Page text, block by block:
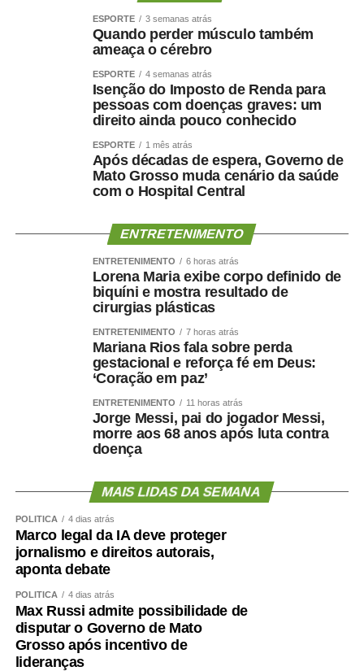
Os 34º Jogos Olímpicos de Sinop e os 3º Jogos
Paralímpicos de Sinop integram a programação do
Festeja Sinop 2026. Promovido pela Prefeitura de Sinop,
o Festeja Sinop 2026 será realizado de 30 de agosto a 14
de setembro, em celebração aos 52 anos de fundação do
município. O calendário oficial das festividades será
divulgado nos próximos dias pela Prefeitura de Sinop.
COMENTE ABAIXO:
WhatsApp
Facebook
Twitter
Messenger
LinkedIn
Share
ESPORTE 3 semanas atrás
Quando perder músculo também
ameaça o cérebro
ESPORTE 4 semanas atrás
Isenção do Imposto de Renda para
pessoas com doenças graves: um
direito ainda pouco conhecido
ESPORTE 1 mês atrás
Após décadas de espera, Governo de
Mato Grosso muda cenário da saúde
com o Hospital Central
ENTRETENIMENTO
ENTRETENIMENTO 6 horas atrás
Lorena Maria exibe corpo definido de
biquíni e mostra resultado de
cirurgias plásticas
ENTRETENIMENTO 7 horas atrás
Mariana Rios fala sobre perda
gestacional e reforça fé em Deus:
‘Coração em paz’
ENTRETENIMENTO 11 horas atrás
Jorge Messi, pai do jogador Messi,
morre aos 68 anos após luta contra
doença
MAIS LIDAS DA SEMANA
POLÍTICA 4 dias atrás
Marco legal da IA deve proteger
jornalismo e direitos autorais,
aponta debate
POLÍTICA 4 dias atrás
Max Russi admite possibilidade de
disputar o Governo de Mato
Grosso após incentivo de
lideranças